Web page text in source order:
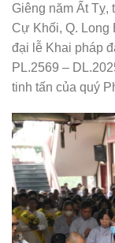
Giêng năm Ất Tỵ,
Cự Khối, Q. Long
đại lễ Khai pháp
PL.2569 –
tinh tấn của quý